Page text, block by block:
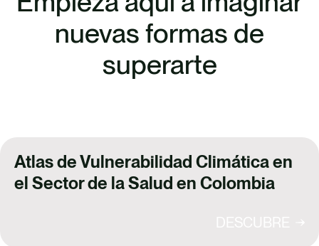
nuevas formas de
superarte
Atlas de Vulnerabilidad Climática en
el Sector de la Salud en Colombia